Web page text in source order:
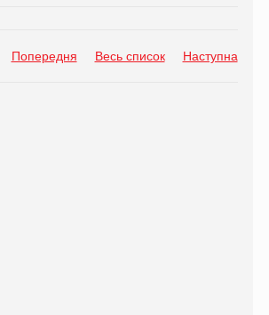
Попередня Весь список Наступна